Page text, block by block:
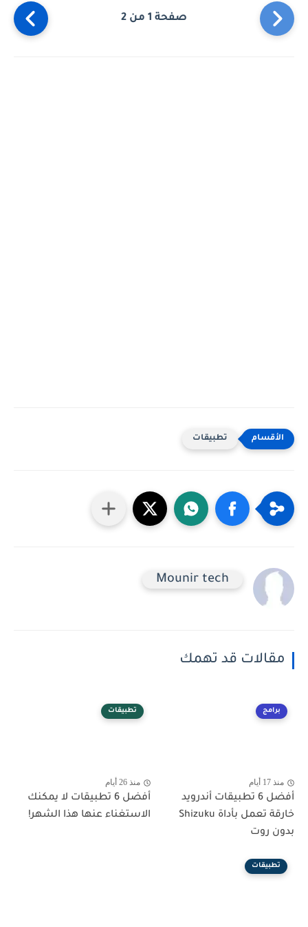
صفحة 1 من 2
تطبيقات
Mounir tech
مقالات قد تهمك
برامج
منذ 17 أيام
أفضل 6 تطبيقات أندرويد
خارقة تعمل بأداة Shizuku
بدون روت
تطبيقات
منذ 26 أيام
أفضل 6 تطبيقات لا يمكنك
الاستغناء عنها هذا الشهر!
تطبيقات